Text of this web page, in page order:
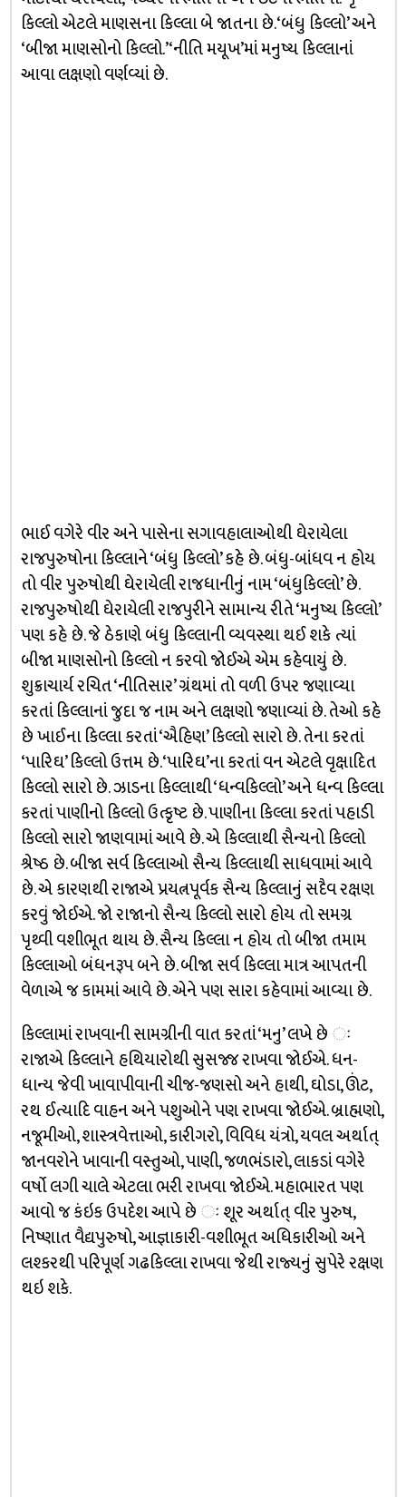
કિલ્લો એટલે માણસના કિલ્લા બે જાતના છે. ‘બંધુ કિલ્લો’ અને
‘બીજા માણસોનો કિલ્લો.’ ‘નીતિ મયૂખ’માં મનુષ્ય કિલ્લાનાં
આવા લક્ષણો વર્ણવ્યાં છે.
ભાઈ વગેરે વીર અને પાસેના સગાવહાલાઓથી ઘેરાયેલા
રાજપુરુષોના કિલ્લાને ‘બંધુ કિલ્લો’ કહે છે. બંધુ-બાંધવ ન હોય
તો વીર પુરુષોથી ઘેરાયેલી રાજધાનીનું નામ ‘બંધુકિલ્લો’ છે.
રાજપુરુષોથી ઘેરાયેલી રાજપુરીને સામાન્ય રીતે ‘મનુષ્ય કિલ્લો’
પણ કહે છે. જે ઠેકાણે બંધુ કિલ્લાની વ્યવસ્થા થઈ શકે ત્યાં
બીજા માણસોનો કિલ્લો ન કરવો જોઈએ એમ કહેવાયું છે.
શુક્રાચાર્ય રચિત ‘નીતિસાર’ ગ્રંથમાં તો વળી ઉપર જણાવ્યા
કરતાં કિલ્લાનાં જુદા જ નામ અને લક્ષણો જણાવ્યાં છે. તેઓ કહે
છે ખાઈના કિલ્લા કરતાં ‘ઐહિણ’ કિલ્લો સારો છે. તેના કરતાં
‘પારિઘ’ કિલ્લો ઉત્તમ છે. ‘પારિઘ’ના કરતાં વન એટલે વૃક્ષાદિત
કિલ્લો સારો છે. ઝાડના કિલ્લાથી ‘ધન્વકિલ્લો’ અને ધન્વ કિલ્લા
કરતાં પાણીનો કિલ્લો ઉત્કૃષ્ટ છે. પાણીના કિલ્લા કરતાં પહાડી
કિલ્લો સારો જાણવામાં આવે છે. એ કિલ્લાથી સૈન્યનો કિલ્લો
શ્રેષ્ઠ છે. બીજા સર્વ કિલ્લાઓ સૈન્ય કિલ્લાથી સાધવામાં આવે
છે. એ કારણથી રાજાએ પ્રયત્નપૂર્વક સૈન્ય કિલ્લાનું સદૈવ રક્ષણ
કરવું જોઈએ. જો રાજાનો સૈન્ય કિલ્લો સારો હોય તો સમગ્ર
પૃથ્વી વશીભૂત થાય છે. સૈન્ય કિલ્લા ન હોય તો બીજા તમામ
કિલ્લાઓ બંધનરૂપ બને છે. બીજા સર્વ કિલ્લા માત્ર આપતની
વેળાએ જ કામમાં આવે છે. એને પણ સારા કહેવામાં આવ્યા છે.
કિલ્લામાં રાખવાની સામગ્રીની વાત કરતાં ‘મનુ’ લખે છે ઃ
રાજાએ કિલ્લાને હથિયારોથી સુસજ્જ રાખવા જોઈએ. ધન-
ધાન્ય જેવી ખાવાપીવાની ચીજ-જણસો અને હાથી, ઘોડા, ઊંટ,
રથ ઈત્યાદિ વાહન અને પશુઓને પણ રાખવા જોઈએ. બ્રાહ્મણો,
નજૂમીઓ, શાસ્ત્રવેત્તાઓ, કારીગરો, વિવિધ યંત્રો, યવલ અર્થાત્
જાનવરોને ખાવાની વસ્તુઓ, પાણી, જળભંડારો, લાકડાં વગેરે
વર્ષો લગી ચાલે એટલા ભરી રાખવા જોઈએ. મહાભારત પણ
આવો જ કંઇક ઉપદેશ આપે છે ઃ શૂર અર્થાત્ વીર પુરુષ,
નિષ્ણાત વૈદ્યપુરુષો, આજ્ઞાકારી-વશીભૂત અધિકારીઓ અને
લશ્કરથી પરિપૂર્ણ ગઢકિલ્લા રાખવા જેથી રાજ્યનું સુપેરે રક્ષણ
થઇ શકે.